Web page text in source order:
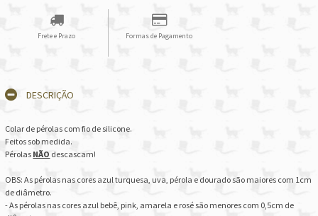
Frete e Prazo Formas de Pagamento
DESCRIÇÃO
Colar de pérolas com fio de silicone.
Feitos sob medida.
Pérolas NÃO descascam!
OBS: As pérolas nas cores azul turquesa, uva, pérola e dourado são maiores com 1cm
de diâmetro.
- As pérolas nas cores azul bebê, pink, amarela e rosé são menores com 0,5cm de